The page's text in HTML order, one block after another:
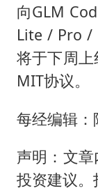
向GLM
Lite / Pro /
将于下周
MIT协议。
每经编辑
声明：文
投资建议。